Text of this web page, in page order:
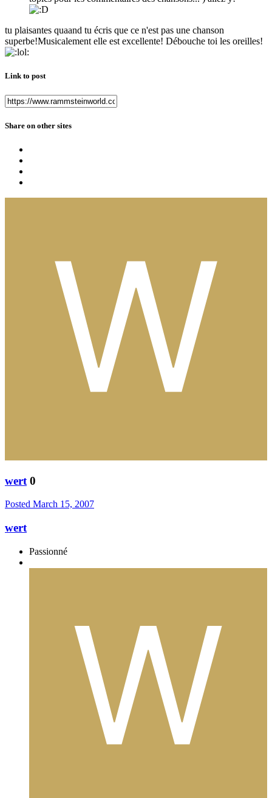
tu plaisantes quaand tu écris que ce n'est pas une chanson
superbe!Musicalement elle est excellente! Débouche toi les oreilles!
Link to post
Share on other sites
wert 0
Posted March 15, 2007
wert
Passionné